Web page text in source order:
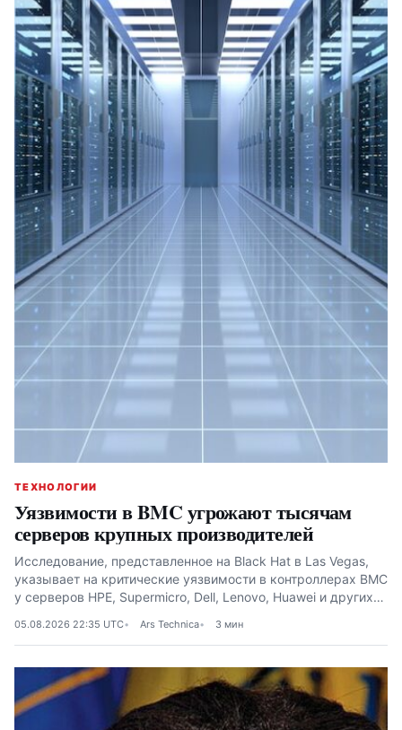
ТЕХНОЛОГИИ
Уязвимости в BMC угрожают тысячам
серверов крупных производителей
Исследование, представленное на Black Hat в Las Vegas,
указывает на критические уязвимости в контроллерах BMC
у серверов HPE, Supermicro, Dell, Lenovo, Huawei и других
05.08.2026 22:35 UTC Ars Technica 3 мин